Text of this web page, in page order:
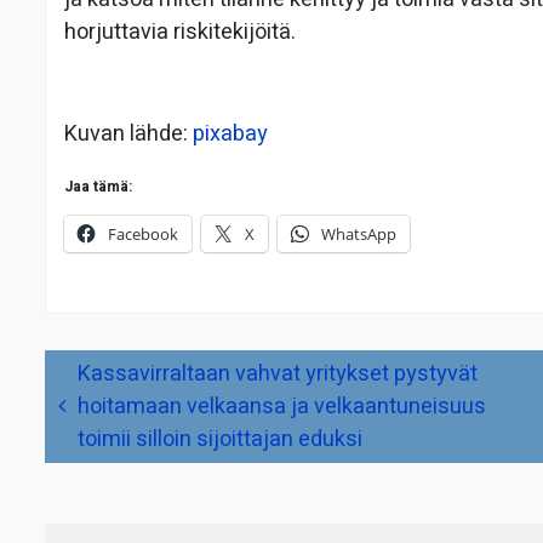
horjuttavia riskitekijöitä.
Kuvan lähde: pixabay
Jaa tämä:
Facebook X WhatsApp
Artikkelien
selausKassavirraltaan vahvat yritykset pystyvät
hoitamaan velkaansa ja velkaantuneisuus
toimii silloin sijoittajan eduksi